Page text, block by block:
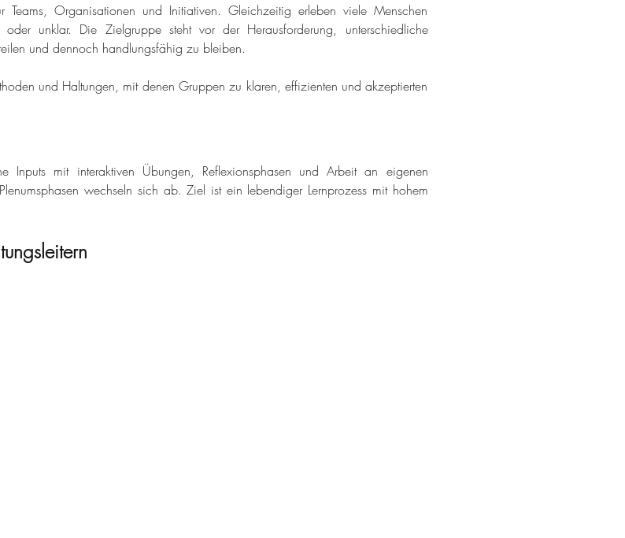
Teams, Organisationen und Initiativen. Gleichzeitig erleben viele Menschen
oder unklar. Die Zielgruppe steht vor der Herausforderung, unterschiedliche
und dennoch handlungsfähig zu bleiben.
und Haltungen, mit denen Gruppen zu klaren, effizienten und akzeptierten
Inputs mit interaktiven Übungen, Reflexionsphasen und Arbeit an eigenen
wechseln sich ab. Ziel ist ein lebendiger Lernprozess mit hohem